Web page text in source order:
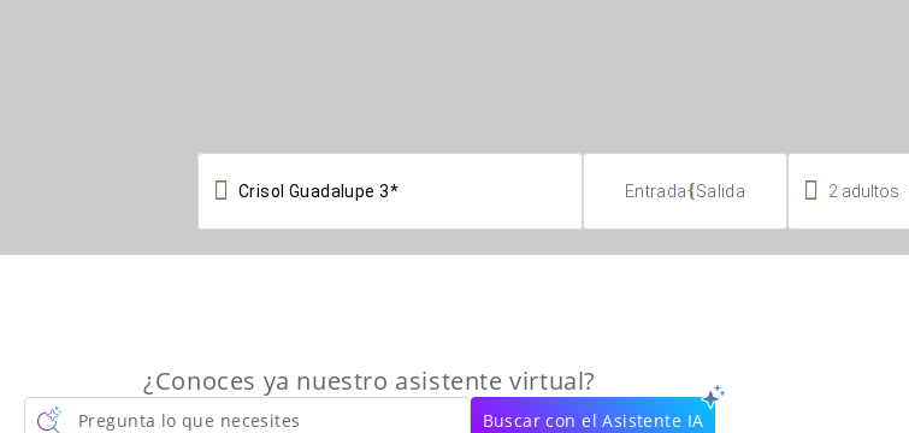
 Entrada{Salida  2 adultos
¿Conoces ya nuestro asistente virtual?
Pregunta lo que necesites Buscar con el Asistente IA